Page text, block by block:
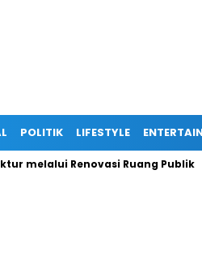
POLITIK LIFESTYLE
Renovasi Ruang Publik